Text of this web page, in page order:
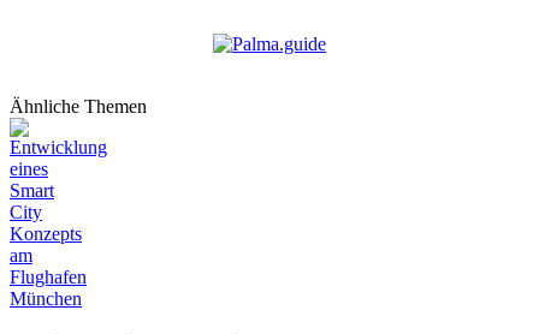
Ähnliche Themen